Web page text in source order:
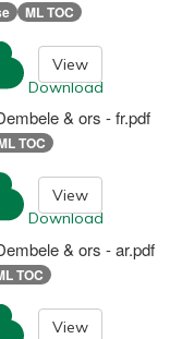
ML TOC
Download
View
& ors - fr.pdf
TOC
Download
View
& ors - ar.pdf
TOC
View